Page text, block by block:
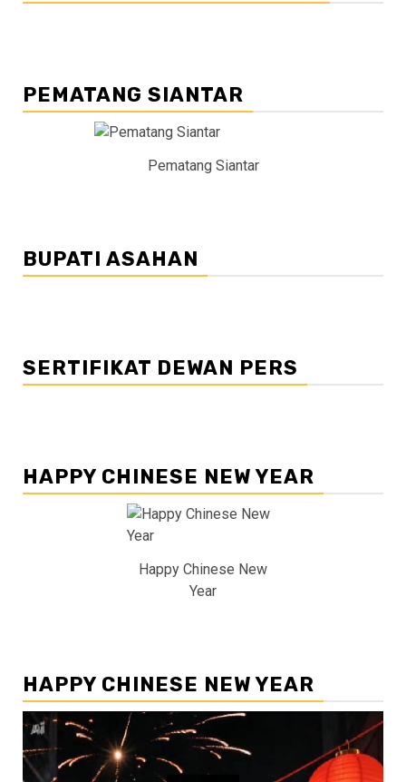
PEMATANG SIANTAR
Pematang Siantar
BUPATI ASAHAN
SERTIFIKAT DEWAN PERS
HAPPY CHINESE NEW YEAR
Happy Chinese New
Year
HAPPY CHINESE NEW YEAR
Pemutar